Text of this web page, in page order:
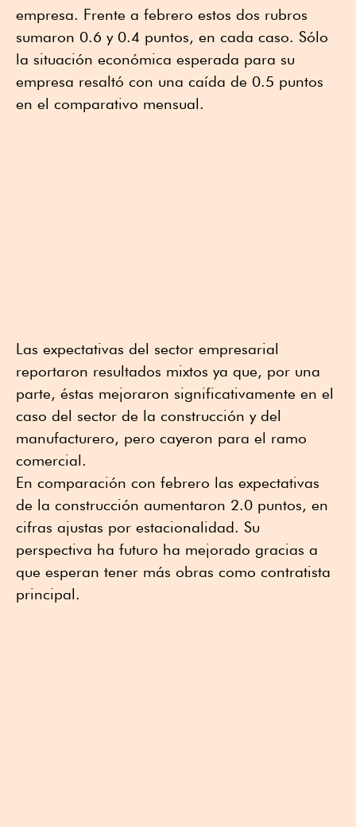
empresa. Frente a febrero estos dos rubros
sumaron 0.6 y 0.4 puntos, en cada caso. Sólo
la situación económica esperada para su
empresa resaltó con una caída de 0.5 puntos
en el comparativo mensual.
Las expectativas del sector empresarial
reportaron resultados mixtos ya que, por una
parte, éstas mejoraron significativamente en el
caso del sector de la construcción y del
manufacturero, pero cayeron para el ramo
comercial.
En comparación con febrero las expectativas
de la construcción aumentaron 2.0 puntos, en
cifras ajustas por estacionalidad. Su
perspectiva ha futuro ha mejorado gracias a
que esperan tener más obras como contratista
principal.